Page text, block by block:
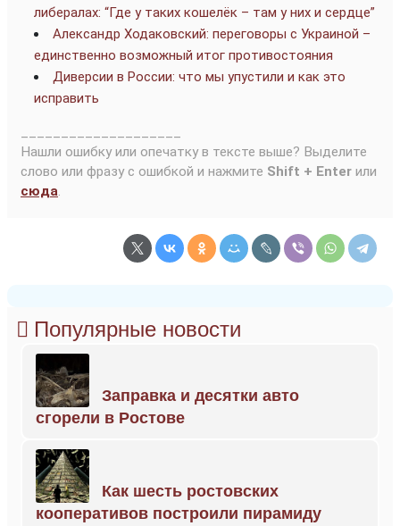
либералах: “Где у таких кошелёк – там у них и сердце”
Александр Ходаковский: переговоры с Украиной –
единственно возможный итог противостояния
Диверсии в России: что мы упустили и как это
исправить
Нашли ошибку или опечатку в тексте выше? Выделите
слово или фразу с ошибкой и нажмите Shift + Enter или
сюда.
Популярные новости
Заправка и десятки авто
сгорели в Ростове
Как шесть ростовских
кооперативов построили пирамиду